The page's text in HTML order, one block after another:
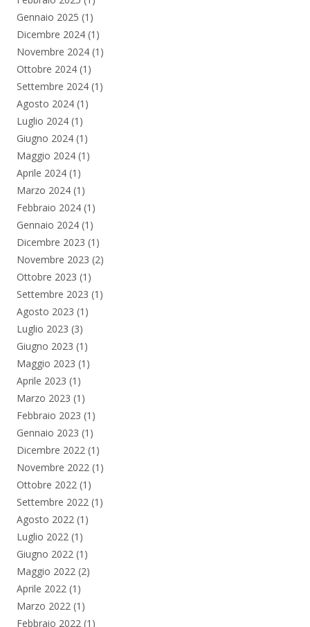
Gennaio 2025 (1)
Dicembre 2024 (1)
Novembre 2024 (1)
Ottobre 2024 (1)
Settembre 2024 (1)
Agosto 2024 (1)
Luglio 2024 (1)
Giugno 2024 (1)
Maggio 2024 (1)
Aprile 2024 (1)
Marzo 2024 (1)
Febbraio 2024 (1)
Gennaio 2024 (1)
Dicembre 2023 (1)
Novembre 2023 (2)
Ottobre 2023 (1)
Settembre 2023 (1)
Agosto 2023 (1)
Luglio 2023 (3)
Giugno 2023 (1)
Maggio 2023 (1)
Aprile 2023 (1)
Marzo 2023 (1)
Febbraio 2023 (1)
Gennaio 2023 (1)
Dicembre 2022 (1)
Novembre 2022 (1)
Ottobre 2022 (1)
Settembre 2022 (1)
Agosto 2022 (1)
Luglio 2022 (1)
Giugno 2022 (1)
Maggio 2022 (2)
Aprile 2022 (1)
Marzo 2022 (1)
Febbraio 2022 (1)